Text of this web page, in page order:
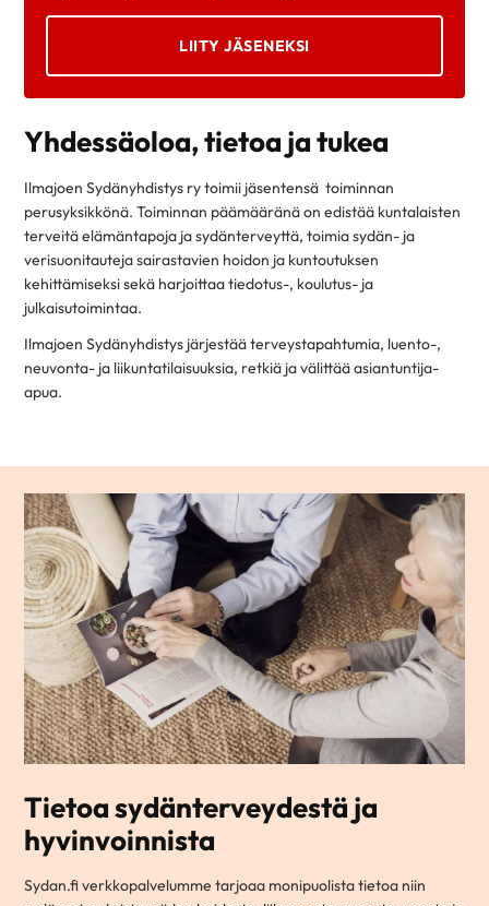
LIITY JÄSENEKSI
Yhdessäoloa, tietoa ja tukea
Ilmajoen Sydänyhdistys ry toimii jäsentensä toiminnan
perusyksikkönä. Toiminnan päämääränä on edistää kuntalaisten
terveitä elämäntapoja ja sydänterveyttä, toimia sydän- ja
verisuonitauteja sairastavien hoidon ja kuntoutuksen
kehittämiseksi sekä harjoittaa tiedotus-, koulutus- ja
julkaisutoimintaa.
Ilmajoen Sydänyhdistys järjestää terveystapahtumia, luento-,
neuvonta- ja liikuntatilaisuuksia, retkiä ja välittää asiantuntija-
apua.
Tietoa sydänterveydestä ja
hyvinvoinnista
Sydan.fi verkkopalvelumme tarjoaa monipuolista tietoa niin